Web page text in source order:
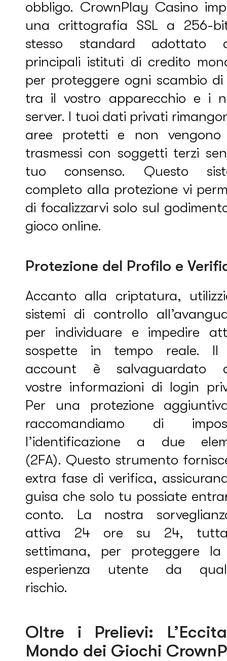
obbligo. CrownPlay Casino
una crittografia SSL a 256-
stesso standard adottato
principali istituti di credito
per proteggere ogni scambio
tra il vostro apparecchio e i
server. I tuoi dati privati
aree protetti e non vengono
trasmessi con soggetti terzi
tuo consenso. Questo
completo alla protezione vi
di focalizzarvi solo sul
gioco online.
Protezione del Profilo e
Accanto alla criptatura,
sistemi di controllo
per individuare e impedire
sospette in tempo reale. Il
account è salvaguardato
vostre informazioni di login
Per una protezione
raccomandiamo di
l’identificazione a due
(2FA). Questo strumento
extra fase di verifica,
guisa che solo tu possiate
conto. La nostra
attiva 24 ore su 24,
settimana, per proteggere
esperienza utente da
rischio.
Oltre i Prelievi:
Mondo dei Giochi